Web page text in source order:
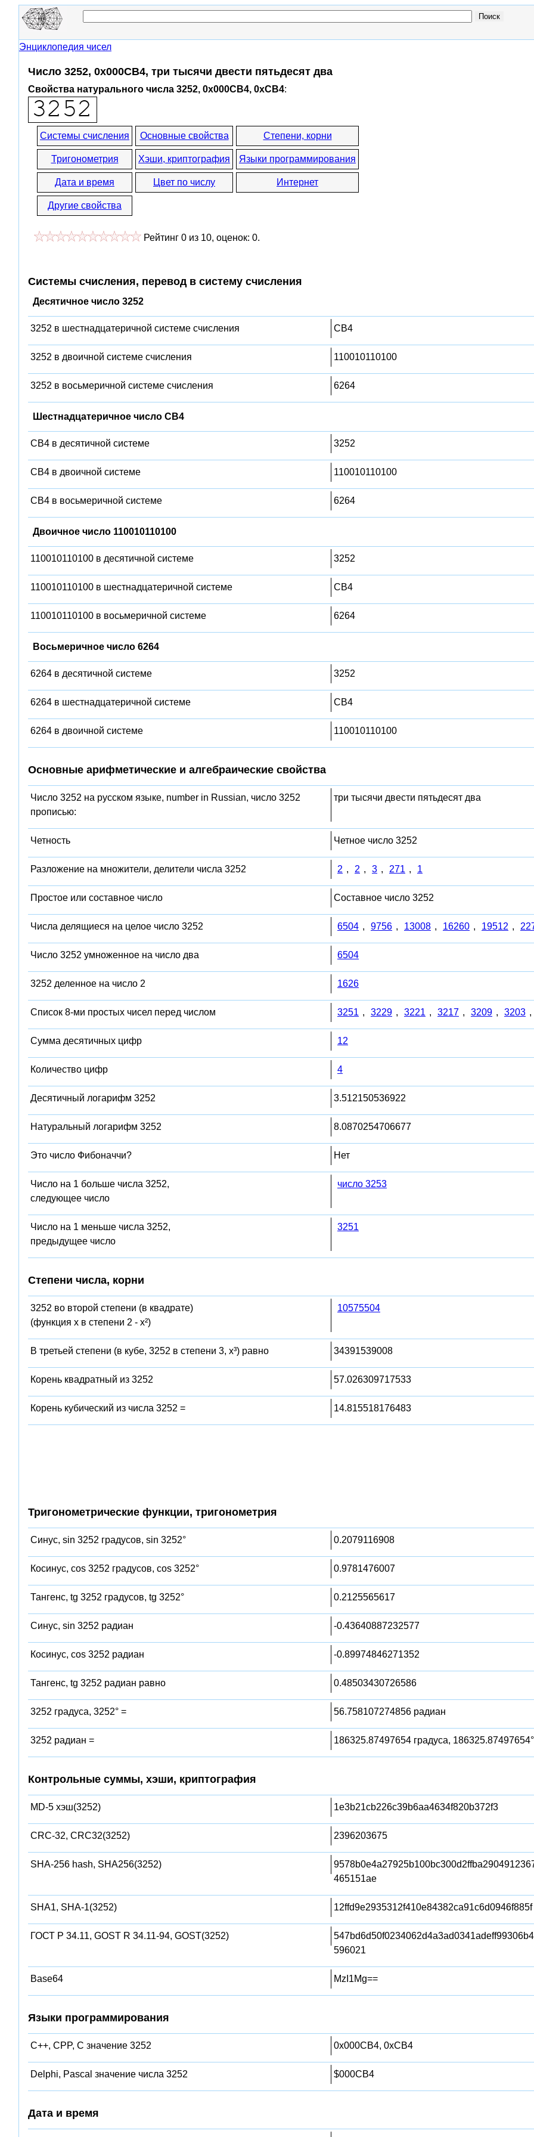
Энциклопедия чисел
Число 3252, 0x000CB4, три тысячи двести пятьдесят два
Свойства натурального числа 3252, 0x000CB4, 0xCB4:
Системы счисления Основные свойства Степени, корни
Тригонометрия Хэши, криптография Языки программирования
Дата и время Цвет по числу Интернет
Другие свойства
Рейтинг 0 из 10, оценок: 0.
Системы счисления, перевод в систему счисления
Десятичное число 3252
3252 в шестнадцатеричной системе счисления CB4
3252 в двоичной системе счисления 110010110100
3252 в восьмеричной системе счисления 6264
Шестнадцатеричное число CB4
CB4 в десятичной системе 3252
CB4 в двоичной системе 110010110100
CB4 в восьмеричной системе 6264
Двоичное число 110010110100
110010110100 в десятичной системе 3252
110010110100 в шестнадцатеричной системе CB4
110010110100 в восьмеричной системе 6264
Восьмеричное число 6264
6264 в десятичной системе 3252
6264 в шестнадцатеричной системе CB4
6264 в двоичной системе 110010110100
Основные арифметические и алгебраические свойства
Число 3252 на русском языке, number in Russian, число 3252
прописью:
три тысячи двести пятьдесят два
Четность Четное число 3252
Разложение на множители, делители числа 3252 2 , 2 , 3 , 271 , 1
Простое или составное число Составное число 3252
Числа делящиеся на целое число 3252 6504 , 9756 , 13008 , 16260 , 19512 ,
Число 3252 умноженное на число два 6504
3252 деленное на число 2 1626
Список 8-ми простых чисел перед числом 3251 , 3229 , 3221 , 3217 , 3209 , 3203 ,
Сумма десятичных цифр 12
Количество цифр 4
Десятичный логарифм 3252 3.512150536922
Натуральный логарифм 3252 8.0870254706677
Это число Фибоначчи? Нет
Число на 1 больше числа 3252,
следующее число
число 3253
Число на 1 меньше числа 3252,
предыдущее число
3251
Степени числа, корни
3252 во второй степени (в квадрате)
(функция x в степени 2 - x²)
10575504
В третьей степени (в кубе, 3252 в степени 3, x³) равно 34391539008
Корень квадратный из 3252 57.026309717533
Корень кубический из числа 3252 = 14.815518176483
Тригонометрические функции, тригонометрия
Синус, sin 3252 градусов, sin 3252° 0.2079116908
Косинус, cos 3252 градусов, cos 3252° 0.9781476007
Тангенс, tg 3252 градусов, tg 3252° 0.2125565617
Синус, sin 3252 радиан -0.43640887232577
Косинус, cos 3252 радиан -0.89974846271352
Тангенс, tg 3252 радиан равно 0.48503430726586
3252 градуса, 3252° = 56.758107274856 радиан
3252 радиан = 186325.87497654 градуса, 186325.87497654°
Контрольные суммы, хэши, криптография
MD-5 хэш(3252) 1e3b21cb226c39b6aa4634f820b372f3
CRC-32, CRC32(3252) 2396203675
SHA-256 hash, SHA256(3252)
465151ae
SHA1, SHA-1(3252) 12ffd9e2935312f410e84382ca91c6d0946f885f
ГОСТ Р 34.11, GOST R 34.11-94, GOST(3252)
596021
Base64 MzI1Mg==
Языки программирования
C++, CPP, C значение 3252 0x000CB4, 0xCB4
Delphi, Pascal значение числа 3252 $000CB4
Дата и время